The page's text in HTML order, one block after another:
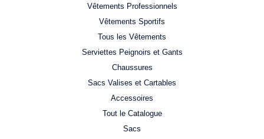
Vêtements Professionnels
Vêtements Sportifs
Tous les Vêtements
Serviettes Peignoirs et Gants
Chaussures
Sacs Valises et Cartables
Accessoires
Tout le Catalogue
Sacs